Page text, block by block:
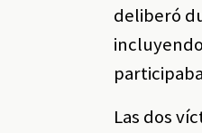
deliberó
Las dos